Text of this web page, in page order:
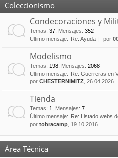
Coleccionismo
Condecoraciones y
Temas: 37 Mensajes: 352
Último mensaje:
Re: Ayuda por
Modelismo
Temas: 198 Mensajes: 2068
Último mensaje:
Re: Guerreras en
por CHESTERNIMITZ , 26 04 2026
Tienda
Temas: 1 Mensajes: 7
Último mensaje:
Re: Listado webs
por tobracamp , 19 10 2016
Área Técnica